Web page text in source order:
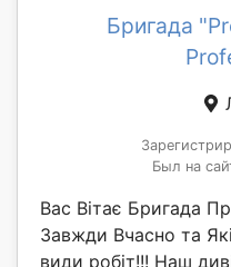
Бригада
Был на
Вас Вітає Бригада
Завжди Вчасно та
види робіт!!! Наш